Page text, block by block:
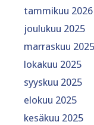
tammikuu 2026
joulukuu 2025
marraskuu 2025
lokakuu 2025
syyskuu 2025
elokuu 2025
kesäkuu 2025